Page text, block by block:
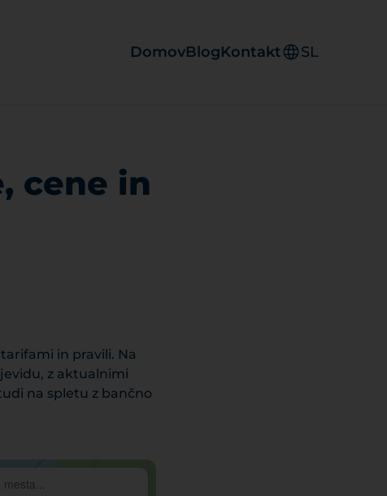
DomovBlogKontakt SL
cene in
in pravili. Na
z aktualnimi
na spletu z bančno